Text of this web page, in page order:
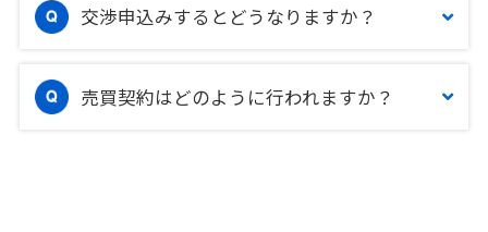
交渉申込みするとどうなりますか？
売買契約はどのように行われますか？